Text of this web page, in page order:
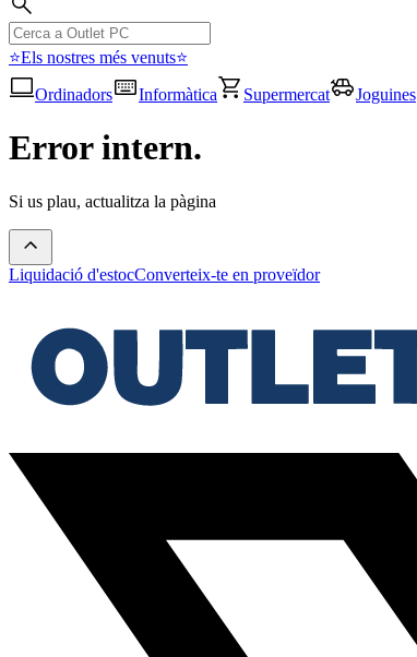
⭐Els nostres més venuts⭐
Ordinadors
Informàtica Supermercat Joguines
Error intern.
Si us plau, actualitza la pàgina
Liquidació d'estocConverteix-te en proveïdor